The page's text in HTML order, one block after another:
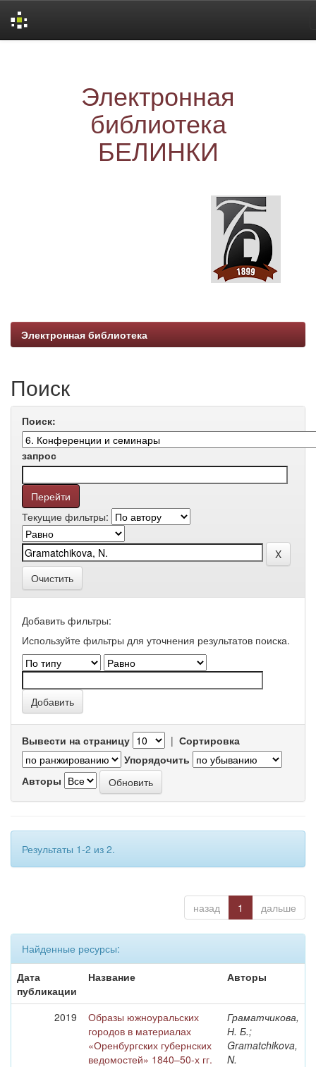
Электронная
библиотека
БЕЛИНКИ
Электронная библиотека
Поиск
Поиск:
запрос
Текущие фильтры:
Очистить
Добавить фильтры:
Используйте фильтры для уточнения результатов поиска.
Вывести на страницу | Сортировка
Упорядочить
Авторы
Результаты 1-2 из 2.
назад 1 дальше
Найденные ресурсы:
Дата
публикации
Название Авторы
2019
Образы южноуральских
городов в материалах
«Оренбургских губернских
ведомостей» 1840–50-х гг.
Граматчикова,
Н. Б.;
Gramatchikova,
N.